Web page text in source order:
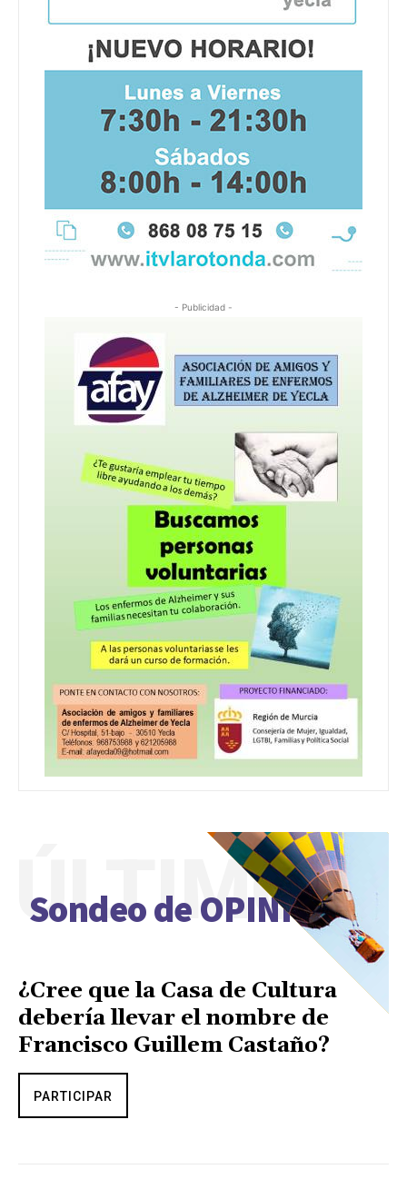
- Publicidad -
Sondeo de OPINIÓN
ÚLTIMO
¿Cree que la Casa de Cultura
debería llevar el nombre de
Francisco Guillem Castaño?
PARTICIPAR